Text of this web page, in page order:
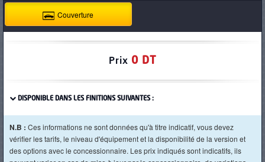
Couverture
Prix 0 DT
DISPONIBLE DANS LES FINITIONS SUIVANTES :
N.B : Ces informations ne sont données qu'à titre indicatif, vous devez
vérifier les tarifs, le niveau d'équipement et la disponibilité de la version et
des options avec le concessionnaire. Les prix indiqués sont indicatifs, ils